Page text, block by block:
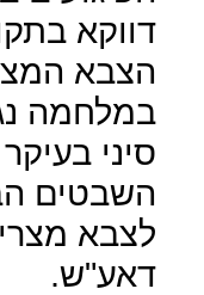
דווקא
הצבא
במלחמה
סיני
השבטים
לצבא
דאע"ש.